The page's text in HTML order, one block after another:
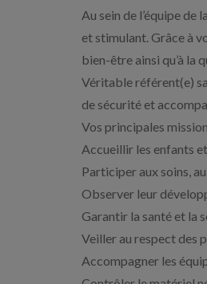
Au sein de l’équipe
et stimulant. Grâce à
bien-être ainsi qu’à la
Véritable référent(e)
de sécurité et
Vos principales
Accueillir les enfants
Participer aux soins,
Observer leur
Garantir la santé et la
Veiller au respect des
Accompagner les